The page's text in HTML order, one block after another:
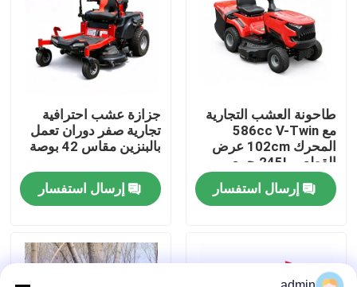
عرض المصنع
اتصل بنا
اطلب اقتباس
بالمنشار البنزين
منشار كهربائي
طاحونة العشب التجارية
مع 586cc V-Twin
المحرك 102cm عرض
القطع و 245L جمع
العشب
إرسال استفسار
جزازة عشب احترافية
تجارية صفر دوران تعمل
بالبنزين مقاس 42 بوصة
إرسال استفسار